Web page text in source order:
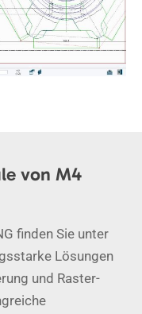
von M4
finden Sie unter
Lösungen
und Raster-